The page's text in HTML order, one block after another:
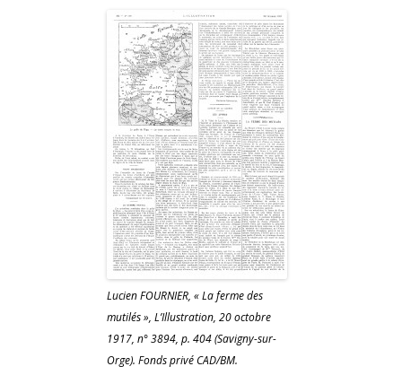
Lucien FOURNIER, « La ferme des
mutilés », L’Illustration, 20 octobre
1917, n° 3894, p. 404 (Savigny-sur-
Orge). Fonds privé CAD/BM.